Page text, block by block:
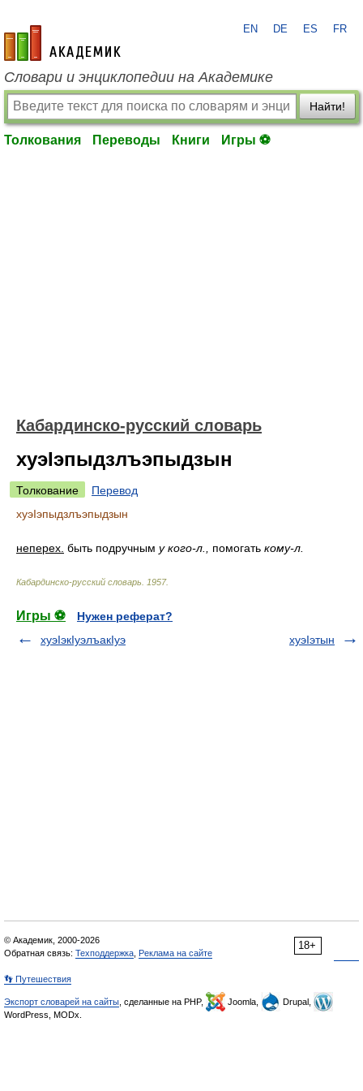
academic.ru
EN DE ES FR
Словари и энциклопедии на Академике
Найти!
Толкования Переводы Книги Игры ⚽
Кабардинско-русский словарь
хуэIэпыдзлъэпыдзын
Толкование
Перевод
хуэIэпыдзлъэпыдзын
неперех. быть подручным у кого-л., помогать кому-л.
Кабардинско-русский словарь 1957.
Игры ⚽
Нужен реферат?
хуэIэкIуэлъакIуэ
хуэIэтын
18+
© Академик, 2000-2026
Обратная связь: Техподдержка Реклама на сайте
👣 Путешествия
Экспорт словарей на сайты , сделанные на PHP, Joomla,
Drupal,
WordPress, MODx.